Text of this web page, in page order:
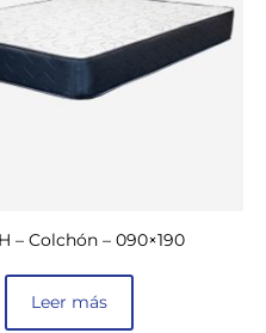
– Colchón – 090×190
Leer más